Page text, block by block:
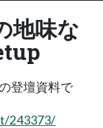
地味な
登壇資料で
243373/